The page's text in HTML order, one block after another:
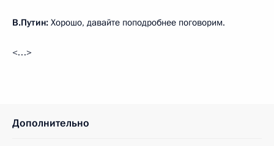
В.Путин: Хорошо, давайте поподробнее поговорим.
<…>
Дополнительно